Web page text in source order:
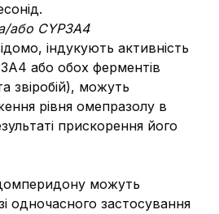
або CYP3A4
індукують активність
або обох ферментів
звіробій), можуть
рівня омепразолу в
прискорення його
можуть
одночасного застосування